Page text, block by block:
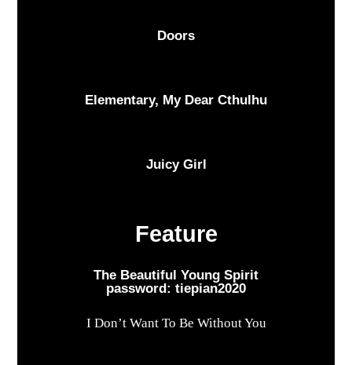
Doors
Elementary, My Dear Cthulhu
Juicy Girl
Feature
The Beautiful Young Spirit
password: tiepian2020
I Don’t Want To Be Without You